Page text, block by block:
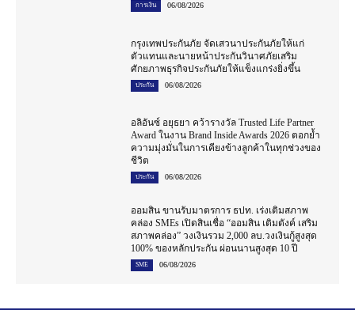
การเงิน 06/08/2026
กรุงเทพประกันภัย จัดเสวนาประกันภัยให้แก่
ตัวแทนและนายหน้าประกันวินาศภัยเสริม
ศักยภาพธุรกิจประกันภัยให้แข็งแกร่งยิ่งขึ้น
ประกัน 06/08/2026
อลิอันซ์ อยุธยา คว้ารางวัล Trusted Life Partner
Award ในงาน Brand Inside Awards 2026 ตอกย้ำ
ความมุ่งมั่นในการเคียงข้างลูกค้าในทุกช่วงของ
ชีวิต
ประกัน 06/08/2026
ออมสิน ขานรับมาตรการ ธปท. เร่งเติมสภาพ
คล่อง SMEs เปิดสินเชื่อ “ออมสิน เติมตังค์ เสริม
สภาพคล่อง” วงเงินรวม 2,000 ลบ.วงเงินกู้สูงสุด
100% ของหลักประกัน ผ่อนนานสูงสุด 10 ปี
SME 06/08/2026